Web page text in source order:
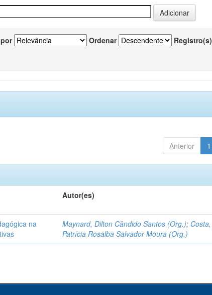
Ordenar Registro(s)
Anterior 1
Autor(es)
na
Maynard, Dilton Cândido Santos (Org.); Costa,
Patrícia Rosalba Salvador Moura (Org.)